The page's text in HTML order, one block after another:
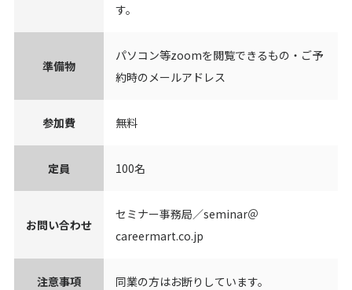
す。
準備物
パソコン等zoomを閲覧できるもの・ご予
約時のメールアドレス
参加費 無料
定員 100名
お問い合わせ
セミナー事務局／seminar＠
careermart.co.jp
注意事項 同業の方はお断りしています。